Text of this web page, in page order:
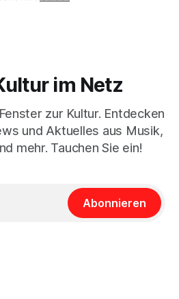
im Netz
zur Kultur. Entdecken
und Aktuelles aus Musik,
mehr. Tauchen Sie ein!
Abonnieren